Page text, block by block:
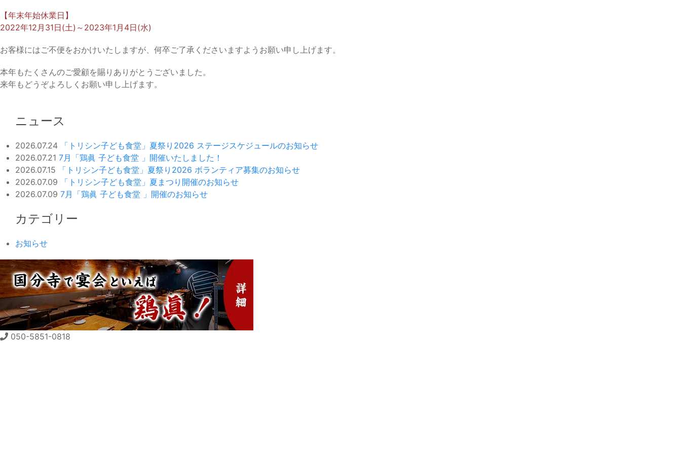
【年末年始休業日】
2022年12月31日(土)～2023年1月4日(水)
お客様にはご不便をおかけいたしますが、何卒ご了承くださいますようお願い申し上げます。
本年もたくさんのご愛顧を賜りありがとうございました。
来年もどうぞよろしくお願い申し上げます。
ニュース
2026.07.24
「トリシン子ども食堂」夏祭り2026 ステージスケジュールのお知らせ
2026.07.21 7月「鶏眞 子ども食堂 」開催いたしました！
2026.07.15
「トリシン子ども食堂」夏祭り2026 ボランティア募集のお知らせ
2026.07.09
「トリシン子ども食堂」夏まつり開催のお知らせ
2026.07.09 7月「鶏眞 子ども食堂 」開催のお知らせ
カテゴリー
お知らせ
050-5851-0818